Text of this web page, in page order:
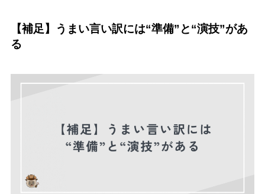
【補足】うまい言い訳には“準備”と“演技”があ
る